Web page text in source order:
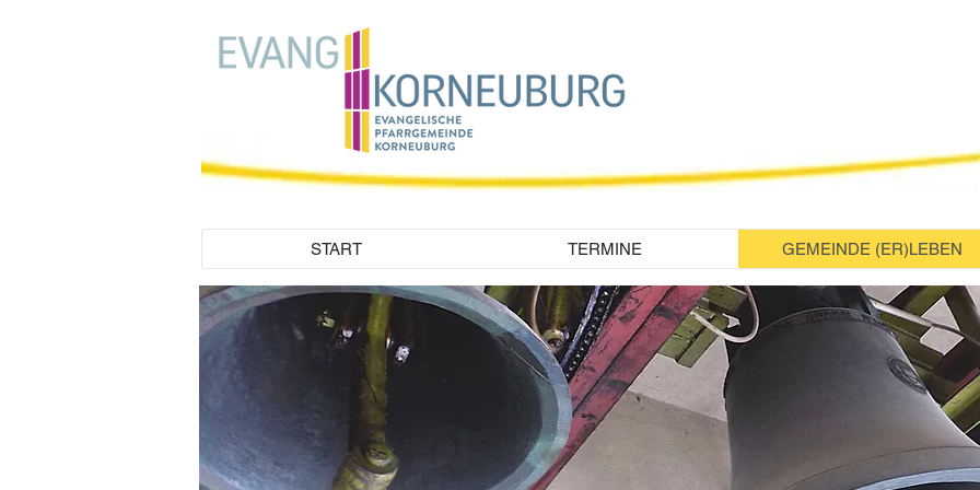
START TERMINE GEMEINDE (ER)LEBEN